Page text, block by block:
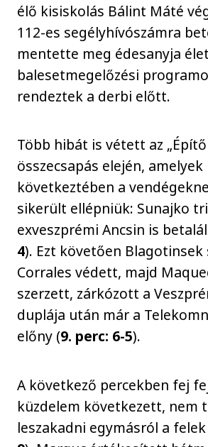
élő kisiskolás Bálint Máté
112-es segélyhívószámra
mentette meg édesanyja
balesetmegelőzési
rendeztek a derbi előtt.
Több hibát is vétett az
összecsapás elején, amelyek
következtében a
sikerült ellépniük: Sunajko
exveszprémi Ancsin is
4). Ezt követően
Corrales védett, majd
szerzett, zárkózott a
duplája után már a
előny (9. perc: 6-5).
A következő percekben fej
küzdelem következett, nem
leszakadni egymásról a